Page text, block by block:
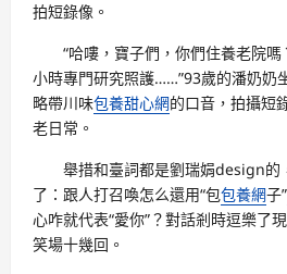
拍短錄像。
“哈嘍，寶子們，你們住養老院嗎
小時專門研究照護……”93歲的潘奶奶
略帶川味包養甜心網的口音，拍攝短
老日常。
舉措和臺詞都是劉瑞娟design的
了：跟人打召喚怎么還用“包包養網子”
心咋就代表“愛你”？對話剎時逗樂了
笑場十幾回。